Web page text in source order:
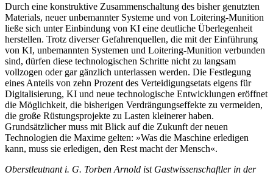
Durch eine konstruktive Zusammenschaltung des bisher genutzten
Materials, neuer unbemannter Systeme und von Loi­tering-Munition
ließe sich unter Einbin­dung von KI eine deutliche Überlegenheit
herstellen. Trotz diverser Gefah­renquellen, die mit der Einführung
von KI, unbemannten Systemen und Loitering-Munition ver­bunden
sind, dürfen diese technologischen Schritte nicht zu langsam
vollzogen oder gar gänzlich unterlassen werden. Die Fest­legung
eines Anteils von zehn Prozent des Verteidigungsetats eigens für
Digitalisierung, KI und neue technologische Entwicklungen eröffnet
die Möglichkeit, die bis­herigen Verdrängungseffekte zu vermeiden,
die große Rüstungsprojekte zu Lasten klei­nerer haben.
Grundsätzlicher muss mit Blick auf die Zukunft der neuen
Technologien die Maxime gelten: »Was die Maschine erledigen
kann, muss sie erledigen, den Rest macht der Mensch«.
Oberstleutnant i. G. Torben Arnold ist Gastwissenschaftler in der